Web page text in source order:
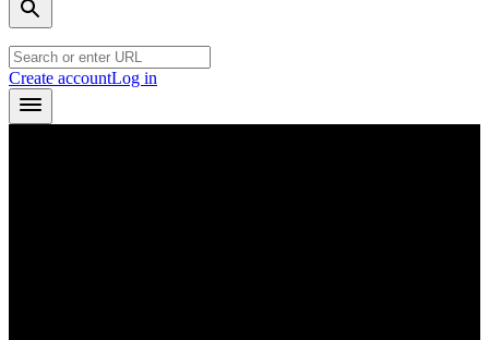
Create accountLog in